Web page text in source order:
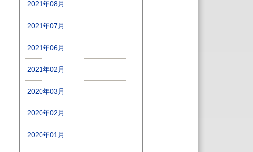
2021年08月
2021年07月
2021年06月
2021年02月
2020年03月
2020年02月
2020年01月